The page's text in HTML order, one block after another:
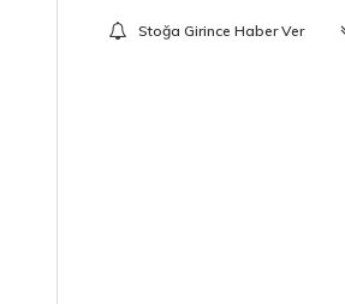
Stoğa Girince Haber Ver